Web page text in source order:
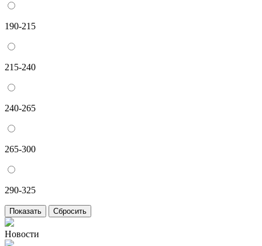
190-215
215-240
240-265
265-300
290-325
Новости